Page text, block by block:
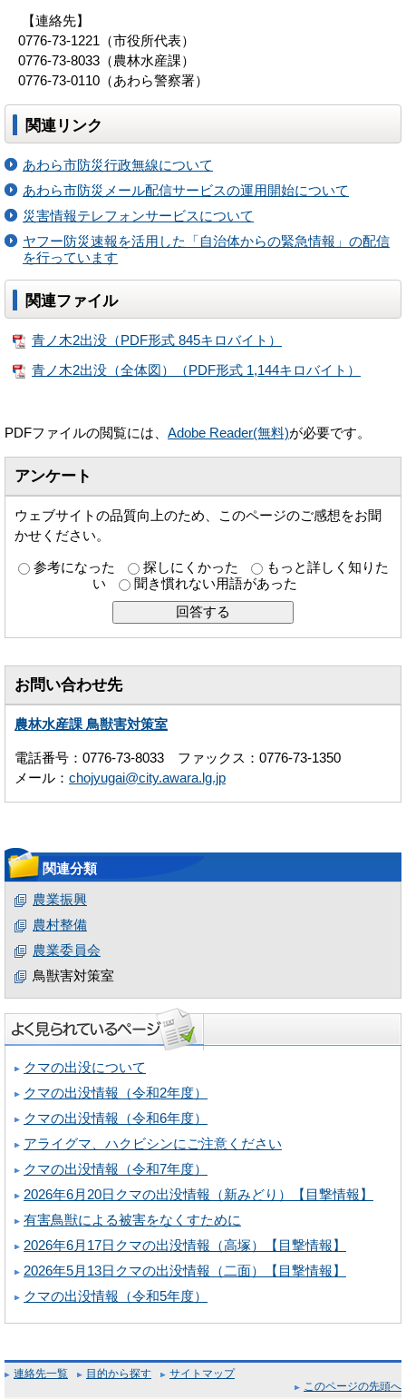
【連絡先】
0776-73-1221（市役所代表）
0776-73-8033（農林水産課）
0776-73-0110（あわら警察署）
関連リンク
あわら市防災行政無線について
あわら市防災メール配信サービスの運用開始について
災害情報テレフォンサービスについて
ヤフー防災速報を活用した「自治体からの緊急情報」の配信
を行っています
関連ファイル
青ノ木2出没（PDF形式 845キロバイト）
青ノ木2出没（全体図）（PDF形式 1,144キロバイト）
PDFファイルの閲覧には、 Adobe Reader(無料)が必要です。
アンケート
ウェブサイトの品質向上のため、このページのご感想をお聞
かせください。
参考になった 探しにくかった
もっと詳しく知りた
い
聞き慣れない用語があった
お問い合わせ先
農林水産課 鳥獣害対策室
電話番号：0776-73-8033 ファックス：0776-73-1350
メール： chojyugai@city.awara.lg.jp
関連分類
農業振興
農村整備
農業委員会
鳥獣害対策室
クマの出没について
クマの出没情報（令和2年度）
クマの出没情報（令和6年度）
アライグマ、ハクビシンにご注意ください
クマの出没情報（令和7年度）
2026年6月20日クマの出没情報（新みどり）【目撃情報】
有害鳥獣による被害をなくすために
2026年6月17日クマの出没情報（高塚）【目撃情報】
2026年5月13日クマの出没情報（二面）【目撃情報】
クマの出没情報（令和5年度）
連絡先一覧 目的から探す
サイトマップ
このページの先頭へ